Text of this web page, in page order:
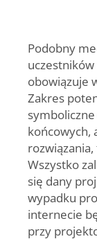
Podobny
obowiązuje
Zakres
końcowych,
rozwiązania,
Wszystko
się dany
wypadku
internecie
przy